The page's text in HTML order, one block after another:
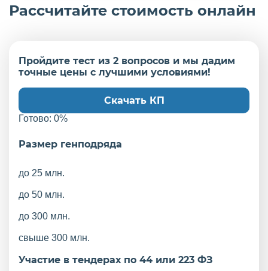
Рассчитайте стоимость онлайн
Пройдите тест из 2 вопросов и мы дадим
точные цены с лучшими условиями!
Скачать КП
Готово: 0%
Размер генподряда
до 25 млн.
до 50 млн.
до 300 млн.
свыше 300 млн.
Участие в тендерах по 44 или 223 ФЗ